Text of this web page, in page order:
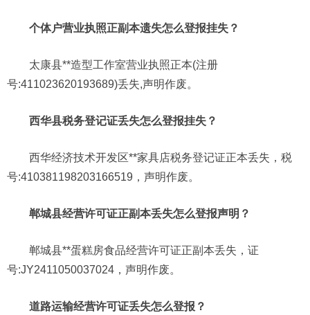
个体户营业执照正副本遗失怎么登报挂失？
太康县**造型工作室营业执照正本(注册
号:411023620193689)丢失,声明作废。
西华县税务登记证丢失怎么登报挂失？
西华经济技术开发区**家具店税务登记证正本丢失，税
号:410381198203166519，声明作废。
郸城县经营许可证正副本丢失怎么登报声明？
郸城县**蛋糕房食品经营许可证正副本丢失，证
号:JY2411050037024，声明作废。
道路运输经营许可证丢失怎么登报？